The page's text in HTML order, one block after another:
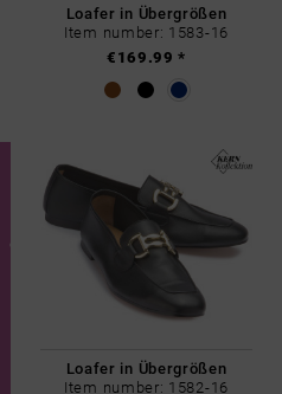
Loafer in Übergrößen
Item number: 1583-16
€169.99 *
Loafer in Übergrößen
Item number: 1582-16